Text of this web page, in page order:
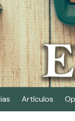
Artículos